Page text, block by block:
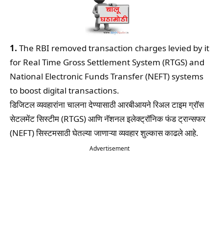
1. The RBI removed transaction charges levied by it
for Real Time Gross Settlement System (RTGS) and
National Electronic Funds Transfer (NEFT) systems
to boost digital transactions.
डिजिटल व्यवहारांना चालना देण्यासाठी आरबीआयने रिअल टाइम ग्रॉस
सेटलमेंट सिस्टीम (RTGS) आणि नॅशनल इलेक्ट्रॉनिक फंड ट्रान्सफर
(NEFT) सिस्टमसाठी घेतल्या जाणाऱ्या व्यवहार शुल्कास काढले आहे.
Advertisement